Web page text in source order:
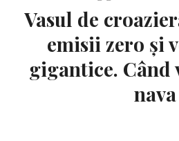
Vasul de
emisii zero și
gigantice. Când
nava